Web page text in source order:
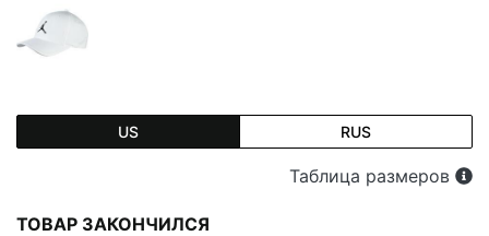
US RUS
Таблица размеров
ТОВАР ЗАКОНЧИЛСЯ